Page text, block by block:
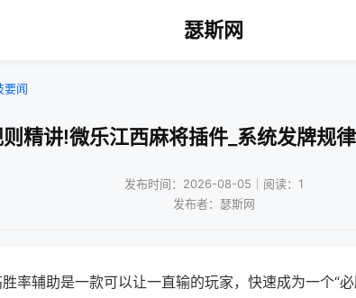
瑟斯网
要闻
则精讲!微乐江西麻将插件_系统发牌规
发布时间：2026-08-05｜阅读：1
发布者：瑟斯网
率辅助是一款可以让一直输的玩家，快速成为一个“